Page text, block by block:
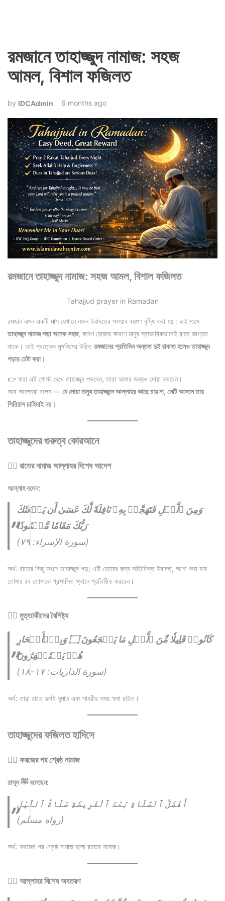
রমজানে তাহাজ্জুদ নামাজ: সহজ
আমল, বিশাল ফজিলত
IDCAdmin 6 months ago
রমজানে তাহাজ্জুদ নামাজ: সহজ আমল, বিশাল ফজিলত
Tahajjud prayer in Ramadan
রমজান এমন একটি মাস যেখানে নফল ইবাদতের সওয়াব বহুগুণ বৃদ্ধি করা হয়। এই মাসে
তাহাজ্জুদ নামাজ পড়া অনেক সহজ, কারণ রোজার কারণে মানুষ স্বাভাবিকভাবেই রাতে জাগ্রত
থাকে। তাই প্রত্যেক মুসলিমের উচিতরমজানের প্রতিদিন অন্তত দুই রাকাত হলেও তাহাজ্জুদ
পড়ার চেষ্টা করা।
👉 যারা এই পোস্ট দেখে তাহাজ্জুদ পড়বেন, তারা আমার জন্যও দোয়া করবেন।
আর আলেমরা বলেন — যে দোয়া মানুষ তাহাজ্জুদে আল্লাহর কাছে চায় না, সেটি আসলে তার
সিরিয়াস চাহিদাই নয়।
তাহাজ্জুদের গুরুত্ব কোরআনে
১️⃣ রাতের নামাজ আল্লাহর বিশেষ আদেশ
আল্লাহ বলেন:
وَمِنَ ٱلَّيۡلِ فَتَهَجَّدۡ بِهِۦ نَافِلَةً لَّكَ عَسَىٰ أَن يَبۡعَثَكَ
رَبُّكَ مَقَامٗا مَّحۡمُودٗا
(سورة الإسراء: ٧٩)
অর্থ: রাতের কিছু অংশে তাহাজ্জুদ পড়; এটি তোমার জন্য অতিরিক্ত ইবাদত, আশা করা যায়
তোমার রব তোমাকে প্রশংসিত স্থানে প্রতিষ্ঠিত করবেন।
২️⃣ মুত্তাকীদের বৈশিষ্ট্য
كَانُوا۟ قَلِيلٗا مِّنَ ٱلَّيۡلِ مَا يَهۡجَعُونَ ۝ وَبِٱلۡأَسۡحَارِ
هُمۡ يَسۡتَغۡفِرُونَ
(سورة الذاريات: ١٧–١٨)
অর্থ: তারা রাতে অল্পই ঘুমাত এবং সাহরীর সময় ক্ষমা চাইত।
তাহাজ্জুদের ফজিলত হাদিসে
১️⃣ ফরজের পর শ্রেষ্ঠ নামাজ
রাসূল ﷺ বলেছেন:
أَفْضَلُ ٱلصَّلَاةِ بَعْدَ ٱلْفَرِيضَةِ صَلَاةُ ٱللَّيْلِ
(رواه مسلم)
অর্থ: ফরজের পর শ্রেষ্ঠ নামাজ হলো রাতের নামাজ।
২️⃣ আল্লাহর বিশেষ অবতরণ